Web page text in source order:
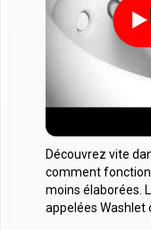
Découvrez vite
comment
moins élaborées.
appelées Washlet